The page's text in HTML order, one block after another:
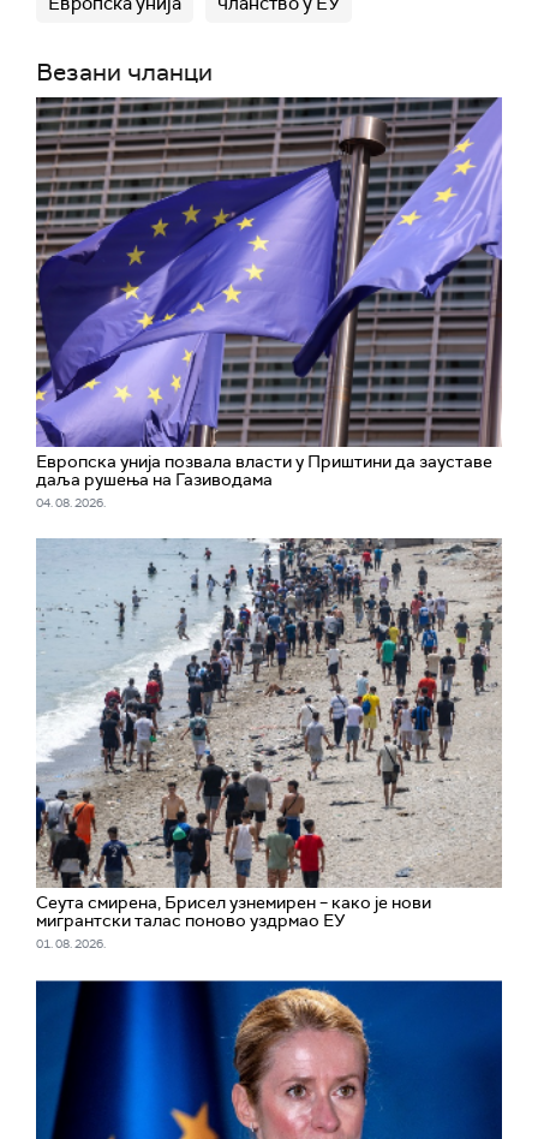
Везани чланци
Европска унија позвала власти у Приштини да зауставе
даља рушења на Газиводама
04. 08. 2026.
Сеута смирена, Брисел узнемирен – како је нови
мигрантски талас поново уздрмао ЕУ
01. 08. 2026.